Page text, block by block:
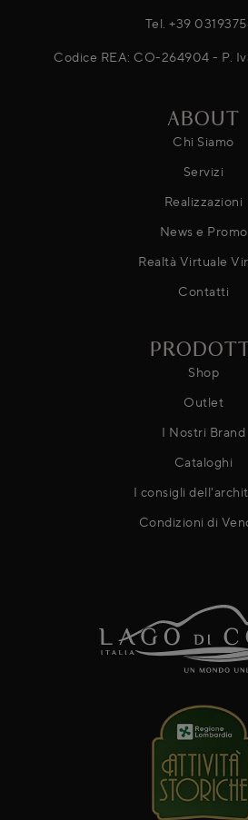
Tel. +39
Codice REA: CO-264904 - P.
ABOUT
Chi Siamo
Servizi
Realizzazioni
News e Promo
Realtà Virtuale
Contatti
PRODOTTI
Shop
Outlet
I Nostri Brand
Cataloghi
I consigli
Condizioni di